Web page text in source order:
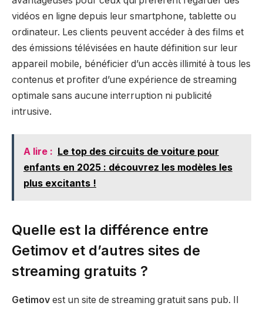
vidéos en ligne depuis leur smartphone, tablette ou
ordinateur. Les clients peuvent accéder à des films et
des émissions télévisées en haute définition sur leur
appareil mobile, bénéficier d’un accès illimité à tous les
contenus et profiter d’une expérience de streaming
optimale sans aucune interruption ni publicité
intrusive.
A lire : Le top des circuits de voiture pour
enfants en 2025 : découvrez les modèles les
plus excitants !
Quelle est la différence entre
Getimov et d’autres sites de
streaming gratuits ?
Getimov est un site de streaming gratuit sans pub. Il